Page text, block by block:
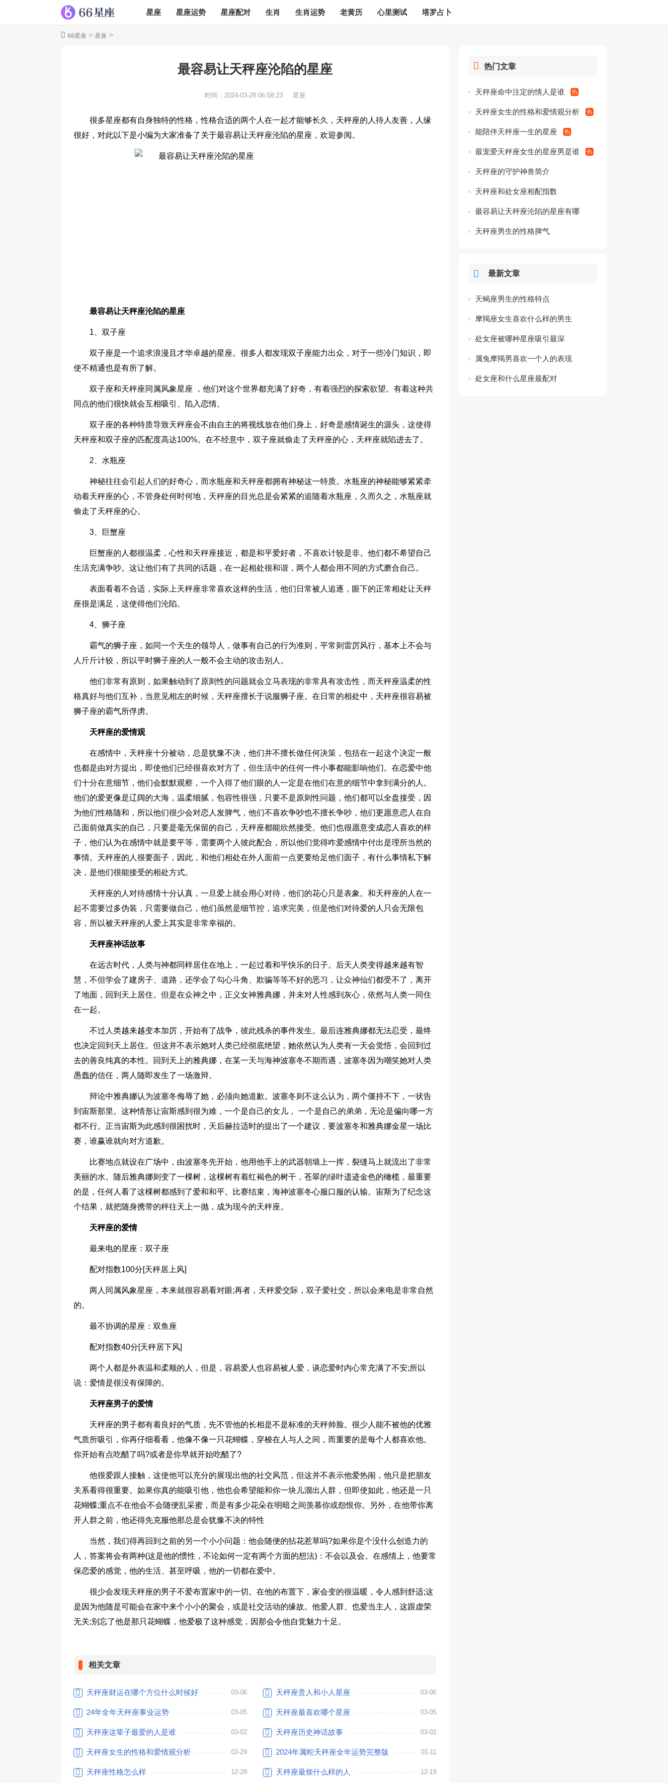
星座 星座运势 星座配对 生肖 生肖运势 老黄历 心里测试 塔罗占卜
66星座 > 星座 >
最容易让天秤座沦陷的星座
时间： 2024-03-28 06:58:23 星座
很多星座都有自身独特的性格，性格合适的两个人在一起才能够长久，天秤座的人待人友善，人缘
很好，对此以下是小编为大家准备了关于最容易让天秤座沦陷的星座，欢迎参阅。
最容易让天秤座沦陷的星座
1、双子座
双子座是一个追求浪漫且才华卓越的星座。很多人都发现双子座能力出众，对于一些冷门知识，即
使不精通也是有所了解。
双子座和天秤座同属风象星座 ，他们对这个世界都充满了好奇，有着强烈的探索欲望。有着这种共
同点的他们很快就会互相吸引、陷入恋情。
双子座的各种特质导致天秤座会不由自主的将视线放在他们身上，好奇是感情诞生的源头，这使得
天秤座和双子座的匹配度高达100%。在不经意中，双子座就偷走了天秤座的心，天秤座就陷进去了。
2、水瓶座
神秘往往会引起人们的好奇心，而水瓶座和天秤座都拥有神秘这一特质。水瓶座的神秘能够紧紧牵
动着天秤座的心，不管身处何时何地，天秤座的目光总是会紧紧的追随着水瓶座，久而久之，水瓶座就
偷走了天秤座的心。
3、巨蟹座
巨蟹座的人都很温柔，心性和天秤座接近，都是和平爱好者，不喜欢计较是非。他们都不希望自己
生活充满争吵。这让他们有了共同的话题，在一起相处很和谐，两个人都会用不同的方式磨合自己。
表面看着不合适，实际上天秤座非常喜欢这样的生活，他们日常被人追逐，眼下的正常相处让天秤
座很是满足，这使得他们沦陷。
4、狮子座
霸气的狮子座，如同一个天生的领导人，做事有自己的行为准则，平常则雷厉风行，基本上不会与
人斤斤计较，所以平时狮子座的人一般不会主动的攻击别人。
他们非常有原则，如果触动到了原则性的问题就会立马表现的非常具有攻击性，而天秤座温柔的性
格真好与他们互补，当意见相左的时候，天秤座擅长于说服狮子座。在日常的相处中，天秤座很容易被
狮子座的霸气所俘虏。
天秤座的爱情观
在感情中，天秤座十分被动，总是犹豫不决，他们并不擅长做任何决策，包括在一起这个决定一般
也都是由对方提出，即使他们已经很喜欢对方了，但生活中的任何一件小事都能影响他们。在恋爱中他
们十分在意细节，他们会默默观察，一个入得了他们眼的人一定是在他们在意的细节中拿到满分的人。
他们的爱更像是辽阔的大海，温柔细腻，包容性很强，只要不是原则性问题，他们都可以全盘接受，因
为他们性格随和，所以他们很少会对恋人发脾气，他们不喜欢争吵也不擅长争吵，他们更愿意恋人在自
己面前做真实的自己，只要是毫无保留的自己，天秤座都能欣然接受。他们也很愿意变成恋人喜欢的样
子，他们认为在感情中就是要平等，需要两个人彼此配合，所以他们觉得咋爱感情中付出是理所当然的
事情。天秤座的人很要面子，因此，和他们相处在外人面前一点更要给足他们面子，有什么事情私下解
决，是他们很能接受的相处方式。
天秤座的人对待感情十分认真，一旦爱上就会用心对待，他们的花心只是表象。和天秤座的人在一
起不需要过多伪装，只需要做自己，他们虽然是细节控，追求完美，但是他们对待爱的人只会无限包
容，所以被天秤座的人爱上其实是非常幸福的。
天秤座神话故事
在远古时代，人类与神都同样居住在地上，一起过着和平快乐的日子。后天人类变得越来越有智
慧，不但学会了建房子、道路，还学会了勾心斗角、欺骗等等不好的恶习，让众神仙们都受不了，离开
了地面，回到天上居住。但是在众神之中，正义女神雅典娜，并未对人性感到灰心，依然与人类一同住
在一起。
不过人类越来越变本加厉，开始有了战争，彼此残杀的事件发生。最后连雅典娜都无法忍受，最终
也决定回到天上居住。但这并不表示她对人类已经彻底绝望，她依然认为人类有一天会觉悟，会回到过
去的善良纯真的本性。回到天上的雅典娜，在某一天与海神波塞冬不期而遇，波塞冬因为嘲笑她对人类
愚蠢的信任，两人随即发生了一场激辩。
辩论中雅典娜认为波塞冬侮辱了她，必须向她道歉。波塞冬则不这么认为，两个僵持不下，一状告
到宙斯那里。这种情形让宙斯感到很为难，一个是自己的女儿， 一个是自己的弟弟，无论是偏向哪一方
都不行。正当宙斯为此感到很困扰时，天后赫拉适时的提出了一个建议，要波塞冬和雅典娜金星一场比
赛，谁赢谁就向对方道歉。
比赛地点就设在广场中，由波塞冬先开始，他用他手上的武器朝墙上一挥，裂缝马上就流出了非常
美丽的水。随后雅典娜则变了一棵树，这棵树有着红褐色的树干，苍翠的绿叶遗迹金色的橄榄，最重要
的是，任何人看了这棵树都感到了爱和和平。比赛结束，海神波塞冬心服口服的认输。宙斯为了纪念这
个结果，就把随身携带的秤往天上一抛，成为现今的天秤座。
天秤座的爱情
最来电的星座：双子座
配对指数100分[天秤居上风]
两人同属风象星座，本来就很容易看对眼;再者，天秤爱交际，双子爱社交，所以会来电是非常自然
的。
最不协调的星座：双鱼座
配对指数40分[天秤居下风]
两个人都是外表温和柔顺的人，但是，容易爱人也容易被人爱，谈恋爱时内心常充满了不安;所以
说：爱情是很没有保障的。
天秤座男子的爱情
天秤座的男子都有着良好的气质，先不管他的长相是不是标准的天秤帅脸。很少人能不被他的优雅
气质所吸引，你再仔细看看，他像不像一只花蝴蝶，穿梭在人与人之间，而重要的是每个人都喜欢他。
你开始有点吃醋了吗?或者是你早就开始吃醋了?
他很爱跟人接触，这使他可以充分的展现出他的社交风范，但这并不表示他爱热闹，他只是把朋友
关系看得很重要。如果你真的能吸引他，他也会希望能和你一块儿溜出人群，但即使如此，他还是一只
花蝴蝶;重点不在他会不会随便乱采蜜，而是有多少花朵在明暗之间羡慕你或怨恨你。另外，在他带你离
开人群之前，他还得先克服他那总是会犹豫不决的特性
当然，我们得再回到之前的另一个小小问题：他会随便的拈花惹草吗?如果你是个没什么创造力的
人，答案将会有两种(这是他的惯性，不论如何一定有两个方面的想法)：不会以及会。在感情上，他要常
保恋爱的感觉，他的生活、甚至呼吸，他的一切都在爱中。
很少会发现天秤座的男子不爱布置家中的一切。在他的布置下，家会变的很温暖，令人感到舒适;这
是因为他随是可能会在家中来个小小的聚会，或是社交活动的缘故。他爱人群、也爱当主人，这跟虚荣
无关;别忘了他是那只花蝴蝶，他爱极了这种感觉，因那会令他自觉魅力十足。
相关文章
天秤座财运在哪个方位什么时候好 03-06 天秤座贵人和小人星座 03-06
24年全年天秤座事业运势 03-05 天秤座最喜欢哪个星座 03-05
天秤座这辈子最爱的人是谁 03-02 天秤座历史神话故事 03-02
天秤座女生的性格和爱情观分析 02-29 2024年属蛇天秤座全年运势完整版 01-11
天秤座性格怎么样 12-28 天秤座最烦什么样的人 12-19
热门文章
天秤座命中注定的情人是谁
天秤座女生的性格和爱情观分析
能陪伴天秤座一生的星座
最宠爱天秤座女生的星座男是谁
天秤座的守护神兽简介
天秤座和处女座相配指数
最容易让天秤座沦陷的星座有哪
些呢
天秤座男生的性格脾气
最新文章
天蝎座男生的性格特点
摩羯座女生喜欢什么样的男生
处女座被哪种星座吸引最深
属兔摩羯男喜欢一个人的表现
处女座和什么星座最配对